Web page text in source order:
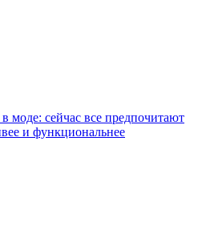
моде: сейчас все предпочитают
и функциональнее